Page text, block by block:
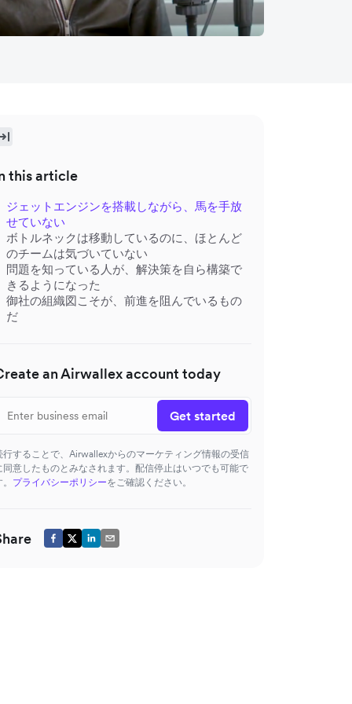
this article
ジェットエンジンを搭載しながら、馬を手放
せていない
ボトルネックは移動しているのに、ほとんど
のチームは気づいていない
問題を知っている人が、解決策を自ら構築で
きるようになった
御社の組織図こそが、前進を阻んでいるもの
だ
an Airwallex account today
Get started
行することで、Airwallexからのマーケティング情報の受信
同意したものとみなされます。配信停止はいつでも可能で
プライバシーポリシーをご確認ください。